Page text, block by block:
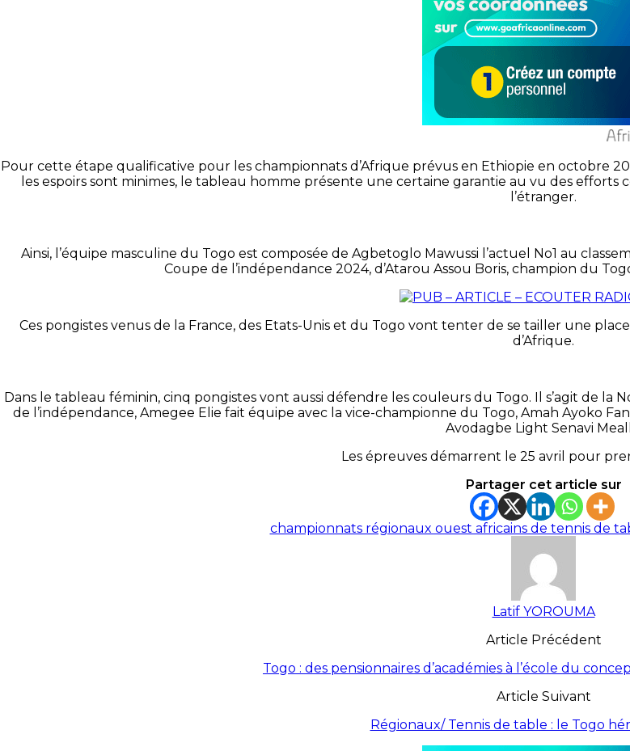
Pour cette étape qualificative pour les championnats d’Afrique prévus en Ethiopie en octobre
les espoirs sont minimes, le tableau homme présente une certaine garantie au vu des
l’étranger.
Ainsi, l’équipe masculine du Togo est composée de Agbetoglo Mawussi l’actuel No1 au
Coupe de l’indépendance 2024, d’Atarou Assou Boris, champion du
Ces pongistes venus de la France, des Etats-Unis et du Togo vont tenter de se tailler une
d’Afrique.
Dans le tableau féminin, cinq pongistes vont aussi défendre les couleurs du Togo. Il s’agit de
de l’indépendance, Amegee Elie fait équipe avec la vice-championne du Togo, Amah Ayoko
Avodagbe Light Senavi
Les épreuves démarrent le 25 avril pour
Partager cet article sur
championnats régionaux ouest africains de tennis de
Latif YOROUMA
Article Précédent
Togo : des pensionnaires d’académies à l’école du
Article Suivant
Régionaux/ Tennis de table : le Togo